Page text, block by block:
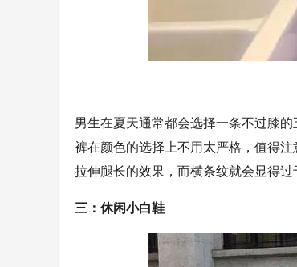
男生在夏天通常都会选择一条不过膝
裤在颜色的选择上不用太严格，值得
拉伸腿长的效果，而横条纹就会显得过
三：休闲小白鞋